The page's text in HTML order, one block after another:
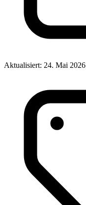
Aktualisiert: 24. Mai 2026